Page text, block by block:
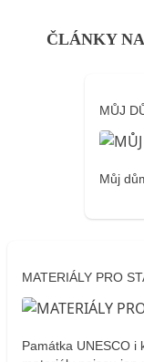
ČLÁNKY
MŮJ
Můj
MATERIÁLY PRO
Památka UNESCO